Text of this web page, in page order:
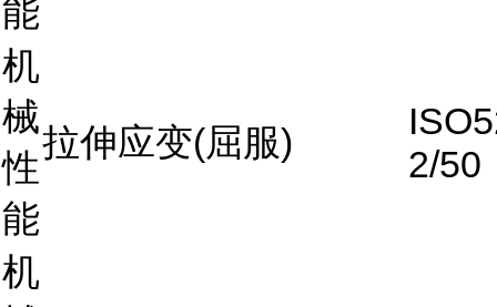
能
机
械
性
能
拉伸应变(屈服)
2/50
机